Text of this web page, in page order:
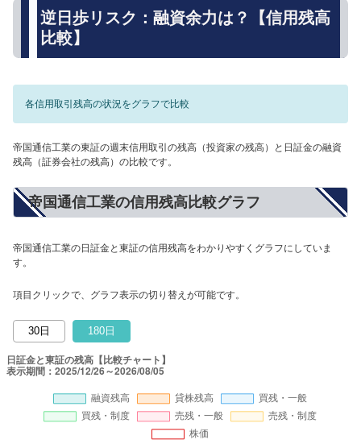
逆日歩リスク：融資余力は？【信用残高
比較】
各信用取引残高の状況をグラフで比較
帝国通信工業の東証の週末信用取引の残高（投資家の残高）と日証金の融資
残高（証券会社の残高）の比較です。
帝国通信工業の信用残高比較グラフ
帝国通信工業の日証金と東証の信用残高をわかりやすくグラフにしていま
す。
項目クリックで、グラフ表示の切り替えが可能です。
30日 180日